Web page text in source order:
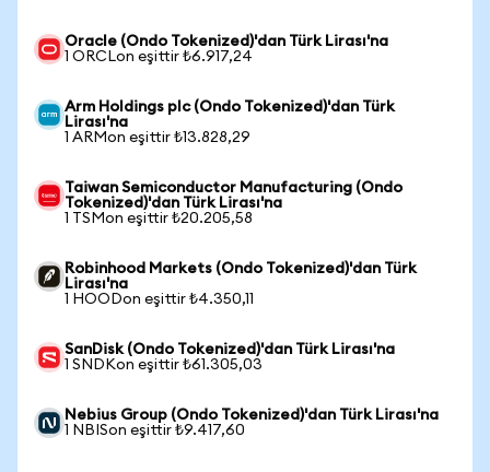
Oracle (Ondo Tokenized)'dan Türk Lirası'na
1 ORCLon eşittir ₺6.917,24
Arm Holdings plc (Ondo Tokenized)'dan Türk
Lirası'na
1 ARMon eşittir ₺13.828,29
Taiwan Semiconductor Manufacturing (Ondo
Tokenized)'dan Türk Lirası'na
1 TSMon eşittir ₺20.205,58
Robinhood Markets (Ondo Tokenized)'dan Türk
Lirası'na
1 HOODon eşittir ₺4.350,11
SanDisk (Ondo Tokenized)'dan Türk Lirası'na
1 SNDKon eşittir ₺61.305,03
Nebius Group (Ondo Tokenized)'dan Türk Lirası'na
1 NBISon eşittir ₺9.417,60